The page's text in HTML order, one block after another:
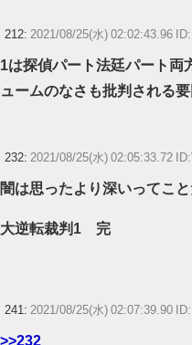
212: 2021/08/25(水) 02:02:43.96
1は探偵パート法廷パート両
ュームのなさも批判される
232: 2021/08/25(水) 02:05:33.72
闇は思ったより深いってこ
大逆転裁判1 完
241: 2021/08/25(水) 02:07:39.90
>>232